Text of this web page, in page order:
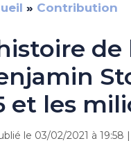
» Contribution
et les
le 03/02/2021 à 19:58 |